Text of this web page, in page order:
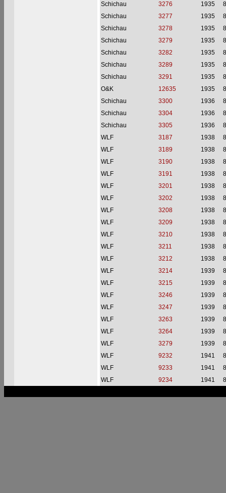
Schichau
3276 1935
Schichau
3277 1935
Schichau
3278 1935
Schichau
3279 1935
Schichau
3282 1935
Schichau
3289 1935
Schichau
3291 1935
O&K
12635 1935
Schichau
3300 1936
Schichau
3304 1936
Schichau
3305 1936
WLF
3187 1938
WLF
3189 1938
WLF
3190 1938
WLF
3191 1938
WLF
3201 1938
WLF
3202 1938
WLF
3208 1938
WLF
3209 1938
WLF
3210 1938
WLF
3211 1938
WLF
3212 1938
WLF
3214 1939
WLF
3215 1939
WLF
3246 1939
WLF
3247 1939
WLF
3263 1939
WLF
3264 1939
WLF
3279 1939
WLF
9232 1941
WLF
9233 1941
WLF
9234 1941